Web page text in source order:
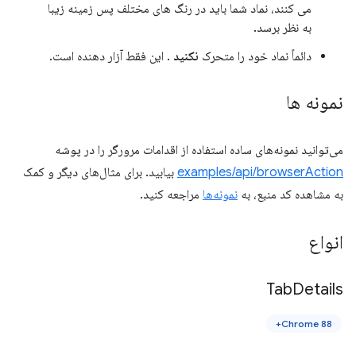
می کنند، نماد شما باید در رنگ های مختلف پس زمینه زیبا
به نظر برسد.
دائماً نماد خود را متحرک نکنید . این فقط آزار دهنده است.
نمونه ها
می‌توانید نمونه‌های ساده استفاده از اقدامات مرورگر را در پوشه
examples/api/browserAction بیابید. برای مثال‌های دیگر و کمک
به مشاهده کد منبع، به نمونه‌ها مراجعه کنید.
انواع
TabDetails
Chrome 88+